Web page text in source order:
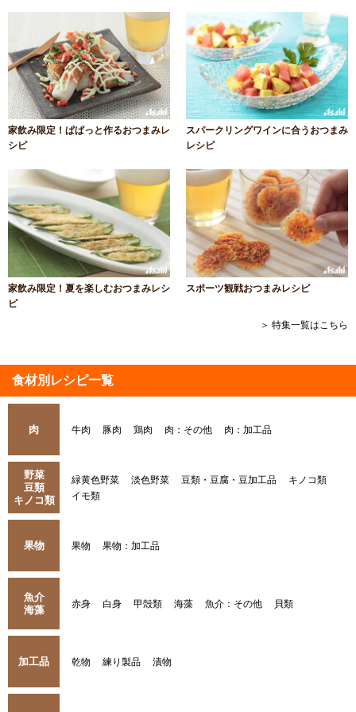
家飲み限定！ぱぱっと作るおつまみレ
シピ
スパークリングワインに合うおつまみ
レシピ
家飲み限定！夏を楽しむおつまみレシ
ピ
スポーツ観戦おつまみレシピ
＞ 特集一覧はこちら
食材別レシピ一覧
肉 牛肉 豚肉 鶏肉 肉：その他 肉：加工品
野菜
豆類
キノコ類
緑黄色野菜 淡色野菜 豆類・豆腐・豆加工品
キノコ類
イモ類
果物 果物 果物：加工品
魚介
海藻
赤身 白身 甲殻類 海藻 魚介：その他 貝類
加工品 乾物 練り製品 漬物